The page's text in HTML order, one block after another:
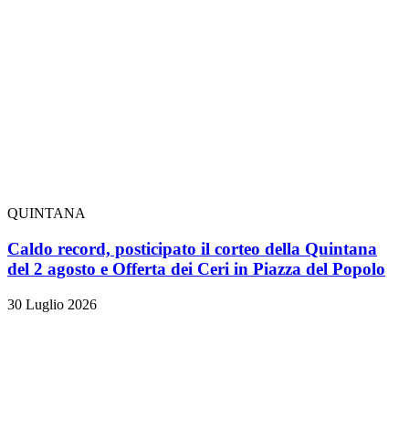
QUINTANA
Caldo record, posticipato il corteo della Quintana
del 2 agosto e Offerta dei Ceri in Piazza del Popolo
30 Luglio 2026